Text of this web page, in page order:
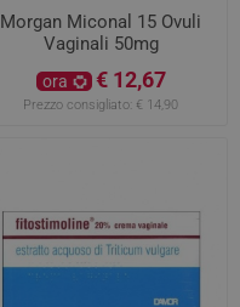
Morgan Miconal 15 Ovuli
Vaginali 50mg
ora € 12,67
Prezzo consigliato: € 14,90